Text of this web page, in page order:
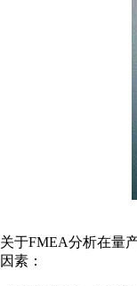
关于FMEA分析在量
因素：